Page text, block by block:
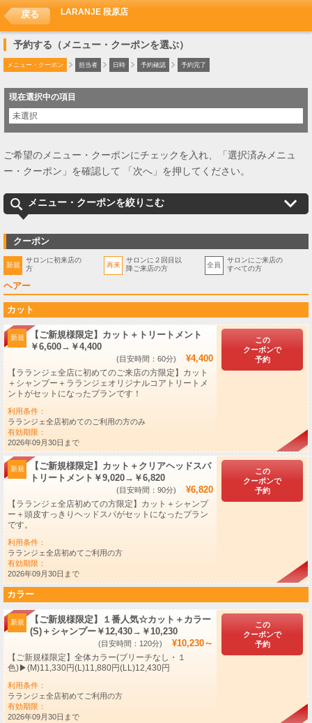
戻る LARANJE 段原店
予約する（メニュー・クーポンを選ぶ）
メニュー・クーポン 担当者 日時 予約確認 予約完了
現在選択中の項目
未選択
ご希望のメニュー・クーポンにチェックを入れ、「選択済みメニュ
ー・クーポン」を確認して 「次へ」を押してください。
メニュー・クーポンを絞りこむ
クーポン
新規
サロンに初来店の
方
再来
サロンに２回目以
降ご来店の方
全員
サロンにご来店の
すべての方
ヘアー
カット
新規
【ご新規様限定】カット＋トリートメント
￥6,600→￥4,400
(目安時間：60分) ¥4,400
【ラランジェ全店に初めてのご来店の方限定】カット
＋シャンプー＋ラランジェオリジナルコアトリートメ
ントがセットになったプランです！
利用条件：
ラランジェ全店初めてのご利用の方のみ
有効期限：
2026年09月30日まで
この
クーポンで
予約
新規
【ご新規様限定】カット＋クリアヘッドスパ
トリートメント￥9,020→￥6,820
(目安時間：90分) ¥6,820
【ラランジェ全店初めての方限定】カット＋シャンプ
ー＋頭皮すっきりヘッドスパがセットになったプラン
です。
利用条件：
ラランジェ全店初めてご利用の方
有効期限：
2026年09月30日まで
この
クーポンで
予約
カラー
新規
【ご新規様限定】１番人気☆カット＋カラー
(S)＋シャンプー￥12,430→￥10,230
(目安時間：120分) ¥10,230～
​【ご新規様限定】全体カラー(ブリーチなし・１
色)▶︎(M)11,330円(L)11,880円(LL)12,430円
利用条件：
ラランジェ全店初めてご利用の方
有効期限：
2026年09月30日まで
この
クーポンで
予約